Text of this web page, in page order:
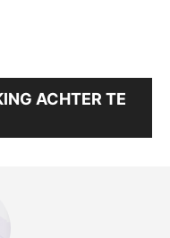
ACHTER TE